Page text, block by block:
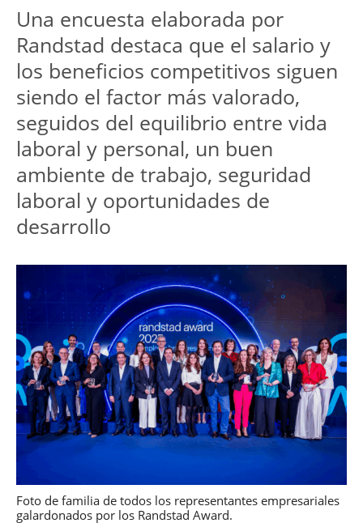
Una encuesta elaborada por
Randstad destaca que el salario y
los beneficios competitivos siguen
siendo el factor más valorado,
seguidos del equilibrio entre vida
laboral y personal, un buen
ambiente de trabajo, seguridad
laboral y oportunidades de
desarrollo
Foto de familia de todos los representantes empresariales
galardonados por los Randstad Award.